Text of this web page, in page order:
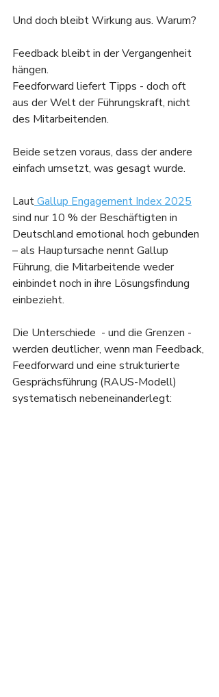
Und doch bleibt Wirkung aus. Warum?
Feedback bleibt in der Vergangenheit
hängen.
Feedforward liefert Tipps - doch oft
aus der Welt der Führungskraft, nicht
des Mitarbeitenden.
Beide setzen voraus, dass der andere
einfach umsetzt, was gesagt wurde.
Laut Gallup Engagement Index 2025
sind nur 10 % der Beschäftigten in
Deutschland emotional hoch gebunden
– als Hauptursache nennt Gallup
Führung, die Mitarbeitende weder
einbindet noch in ihre Lösungsfindung
einbezieht.
Die Unterschiede  - und die Grenzen -
werden deutlicher, wenn man Feedback,
Feedforward und eine strukturierte
Gesprächsführung (RAUS-Modell)
systematisch nebeneinanderlegt: